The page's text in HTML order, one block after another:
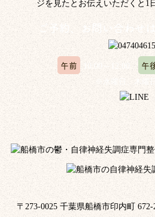
ご予約、お問い合わせ
午前 10:00～12:00 午
※水曜日、木曜
〒273-0025 千葉県船橋市印内町